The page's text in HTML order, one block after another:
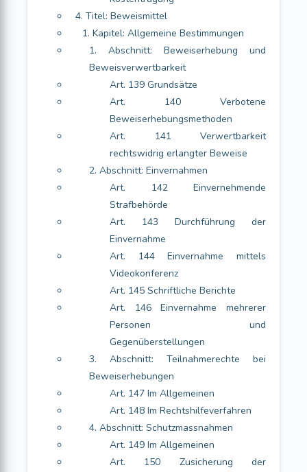
4. Titel: Beweismittel
1. Kapitel: Allgemeine Bestimmungen
1. Abschnitt: Beweiserhebung und
Beweisverwertbarkeit
Art. 139 Grundsätze
Art. 140 Verbotene
Beweiserhebungsmethoden
Art. 141 Verwertbarkeit
rechtswidrig erlangter Beweise
2. Abschnitt: Einvernahmen
Art. 142 Einvernehmende
Strafbehörde
Art. 143 Durchführung der
Einvernahme
Art. 144 Einvernahme mittels
Videokonferenz
Art. 145 Schriftliche Berichte
Art. 146 Einvernahme mehrerer
Personen und
Gegenüberstellungen
3. Abschnitt: Teilnahmerechte bei
Beweiserhebungen
Art. 147 Im Allgemeinen
Art. 148 Im Rechtshilfeverfahren
4. Abschnitt: Schutzmassnahmen
Art. 149 Im Allgemeinen
Art. 150 Zusicherung der